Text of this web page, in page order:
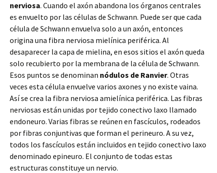
nerviosa. Cuando el axón abandona los órganos centrales
es envuelto por las células de Schwann. Puede ser que cada
célula de Schwann envuelva solo a un axón, entonces
origina una fibra nerviosa mielínica periférica. Al
desaparecer la capa de mielina, en esos sitios el axón queda
solo recubierto por la membrana de la célula de Schwann.
Esos puntos se denominan nódulos de Ranvier. Otras
veces esta célula envuelve varios axones y no existe vaina.
Así se crea la fibra nerviosa amielínica periférica. Las fibras
nerviosas están unidas por tejido conectivo laxo llamado
endoneuro. Varias fibras se reúnen en fascículos, rodeados
por fibras conjuntivas que forman el perineuro. A su vez,
todos los fascículos están incluidos en tejido conectivo laxo
denominado epineuro. El conjunto de todas estas
estructuras constituye un nervio.